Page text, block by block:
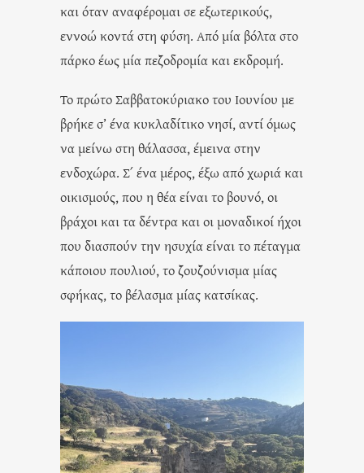
και όταν αναφέρομαι σε εξωτερικούς,
εννοώ κοντά στη φύση. Από μία βόλτα στο
πάρκο έως μία πεζοδρομία και εκδρομή.
Το πρώτο Σαββατοκύριακο του Ιουνίου με
βρήκε σ’ ένα κυκλαδίτικο νησί, αντί όμως
να μείνω στη θάλασσα, έμεινα στην
ενδοχώρα. Σ΄ ένα μέρος, έξω από χωριά και
οικισμούς, που η θέα είναι το βουνό, οι
βράχοι και τα δέντρα και οι μοναδικοί ήχοι
που διασπούν την ησυχία είναι το πέταγμα
κάποιου πουλιού, το ζουζούνισμα μίας
σφήκας, το βέλασμα μίας κατσίκας.